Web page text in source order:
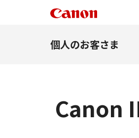
個人のお客さま
Canon